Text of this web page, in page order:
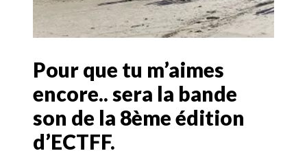
Pour que tu m’aimes
encore.. sera la bande
son de la 8ème édition
d’ECTFF.